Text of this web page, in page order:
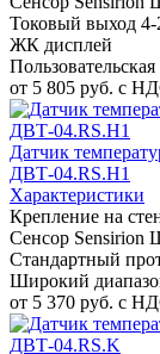
Токовый выход
ЖК дисплей
от 5 805 руб. с
Датчик
ДВТ-04.RS.Н1
Характеристики
Крепление на
Сенсор Sensirion
Стандартный
Широкий
от 5 370 руб. с